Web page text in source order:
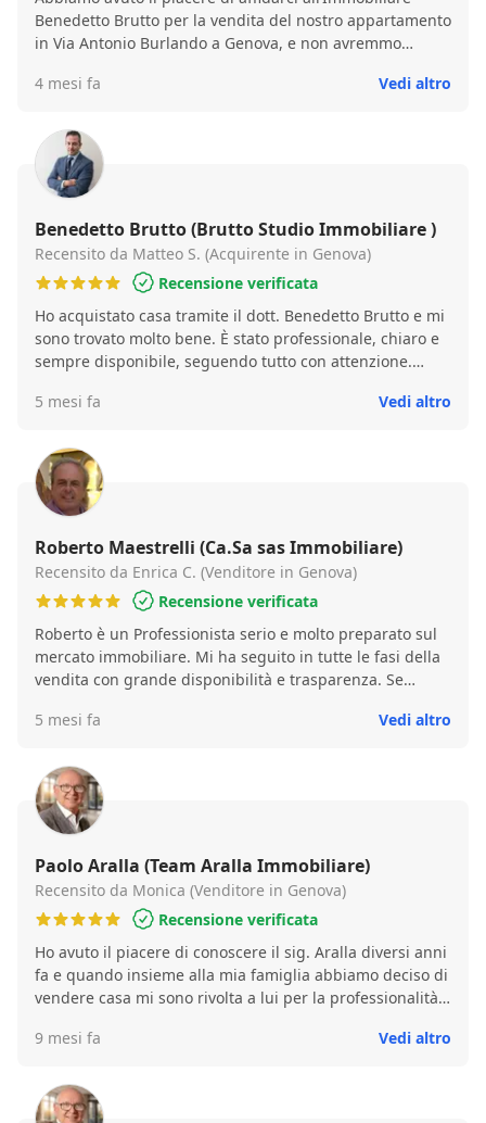
Benedetto Brutto per la vendita del nostro appartamento
in Via Antonio Burlando a Genova, e non avremmo
siamo sentiti seguiti con professionalità, trasparenza e
Vendita in tempi record: Nonostante il mercato non sia
sempre semplice, l’agenzia è riuscita a concludere la
vendita in brevissimo tempo, dimostrando una rete di
contatti solida e una strategia di marketing immobiliare
davvero efficace. Consulenza personalizzata: Ogni passo
è stato spiegato con chiarezza, dalle valutazioni iniziali
alla negoziazione finale. Mi hanno guidato con consigli
mirati, facendoci sentire sempre al centro
dell’attenzione. Disponibilità e serietà: Risposte
immediate, aggiornamenti costanti. Conoscenza del
territorio: l'esperienza specifica del titolare Sig. Brutto
Burlando, ha fatto la differenza nella valorizzazione
Benedetto Brutto a chiunque cerchi un partner serio e
competente per la compravendita di immobili. Hanno
trasformato un processo che spesso è stressante in
un’esperienza positiva e soddisfacente. Grazie di cuore!
Giovanni e Simona Alessi
4 mesi fa Vedi altro
Benedetto Brutto (Brutto Studio Immobiliare )
Recensito da Matteo S. (Acquirente in Genova)
Recensione verificata
Ho acquistato casa tramite il dott. Benedetto Brutto e mi
sono trovato molto bene. È stato professionale, chiaro e
sempre disponibile, seguendo tutto con attenzione.
disponibile.
5 mesi fa Vedi altro
Roberto Maestrelli (Ca.Sa sas Immobiliare)
Recensito da Enrica C. (Venditore in Genova)
Recensione verificata
Roberto è un Professionista serio e molto preparato sul
mercato immobiliare. Mi ha seguito in tutte le fasi della
vendita con grande disponibilità e trasparenza. Se
ancora a lui.
5 mesi fa Vedi altro
Paolo Aralla (Team Aralla Immobiliare)
Recensito da Monica (Venditore in Genova)
Recensione verificata
Ho avuto il piacere di conoscere il sig. Aralla diversi anni
fa e quando insieme alla mia famiglia abbiamo deciso di
vendere casa mi sono rivolta a lui per la professionalità e
Competenze che si sono rilevate da cliente sopra ogni
e si è premunito di risolvere tutti i piccoli problemi nati
da errori passati fatti sulla planimetria di casa e non
9 mesi fa Vedi altro